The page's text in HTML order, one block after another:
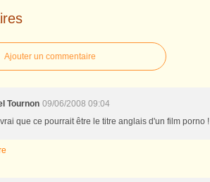
Ajouter un commentaire
Tournon 09/06/2008 09:04
que ce pourrait être le titre anglais d'un film porno !